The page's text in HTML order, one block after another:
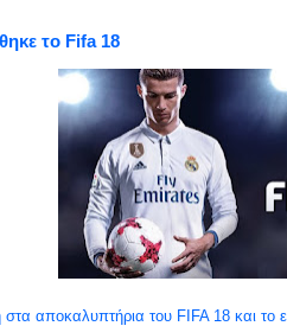
το Fifa 18
αποκαλυπτήρια του FIFA 18 και το